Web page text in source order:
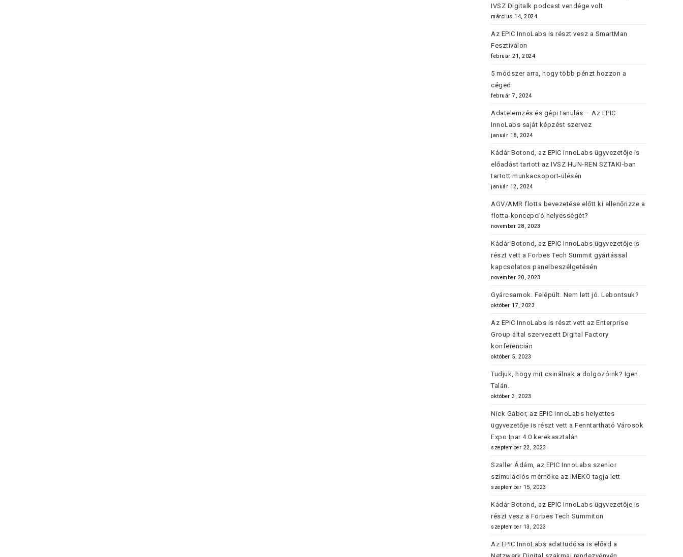
IVSZ Digitalk podcast vendége volt
március 14, 2024
Az EPIC InnoLabs is részt vesz a SmartMan
Fesztiválon
február 21, 2024
5 módszer arra, hogy több pénzt hozzon a
céged
február 7, 2024
Adatelemzés és gépi tanulás – Az EPIC
InnoLabs saját képzést szervez
január 18, 2024
Kádár Botond, az EPIC InnoLabs ügyvezetője is
előadást tartott az IVSZ HUN-REN SZTAKI-ban
tartott munkacsoport-ülésén
január 12, 2024
AGV/AMR flotta bevezetése előtt ki ellenőrizze a
flotta-koncepció helyességét?
november 28, 2023
Kádár Botond, az EPIC InnoLabs ügyvezetője is
részt vett a Forbes Tech Summit gyártással
kapcsolatos panelbeszélgetésén
november 20, 2023
Gyárcsarnok. Felépült. Nem lett jó. Lebontsuk?
október 17, 2023
Az EPIC InnoLabs is részt vett az Enterprise
Group által szervezett Digital Factory
konferencián
október 5, 2023
Tudjuk, hogy mit csinálnak a dolgozóink? Igen.
Talán.
október 3, 2023
Nick Gábor, az EPIC InnoLabs helyettes
ügyvezetője is részt vett a Fenntartható Városok
Expo Ipar 4.0 kerekasztalán
szeptember 22, 2023
Szaller Ádám, az EPIC InnoLabs szenior
szimulációs mérnöke az IMEKO tagja lett
szeptember 15, 2023
Kádár Botond, az EPIC InnoLabs ügyvezetője is
részt vesz a Forbes Tech Summiton
szeptember 13, 2023
Az EPIC InnoLabs adattudósa is előad a